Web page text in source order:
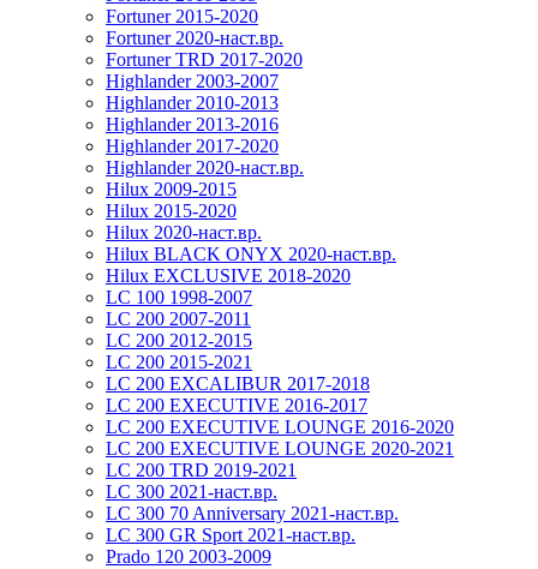
Fortuner 2015-2020
Fortuner 2020-наст.вр.
Fortuner TRD 2017-2020
Highlander 2003-2007
Highlander 2010-2013
Highlander 2013-2016
Highlander 2017-2020
Highlander 2020-наст.вр.
Hilux 2009-2015
Hilux 2015-2020
Hilux 2020-наст.вр.
Hilux BLACK ONYX 2020-наст.вр.
Hilux EXCLUSIVE 2018-2020
LC 100 1998-2007
LC 200 2007-2011
LC 200 2012-2015
LC 200 2015-2021
LC 200 EXCALIBUR 2017-2018
LC 200 EXECUTIVE 2016-2017
LC 200 EXECUTIVE LOUNGE 2016-2020
LC 200 EXECUTIVE LOUNGE 2020-2021
LC 200 TRD 2019-2021
LC 300 2021-наст.вр.
LC 300 70 Anniversary 2021-наст.вр.
LC 300 GR Sport 2021-наст.вр.
Prado 120 2003-2009